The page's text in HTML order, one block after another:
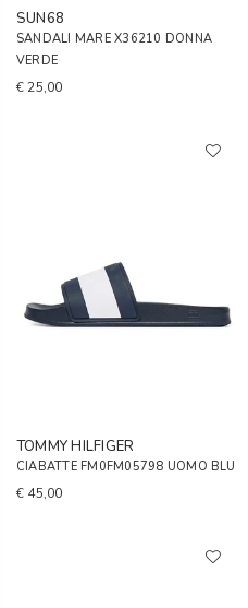
SUN68
SANDALI MARE X36210 DONNA
VERDE
€ 25,00
TOMMY HILFIGER
CIABATTE FM0FM05798 UOMO BLU
€ 45,00